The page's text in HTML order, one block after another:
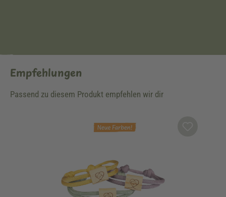
Empfehlungen
Passend zu diesem Produkt empfehlen wir dir